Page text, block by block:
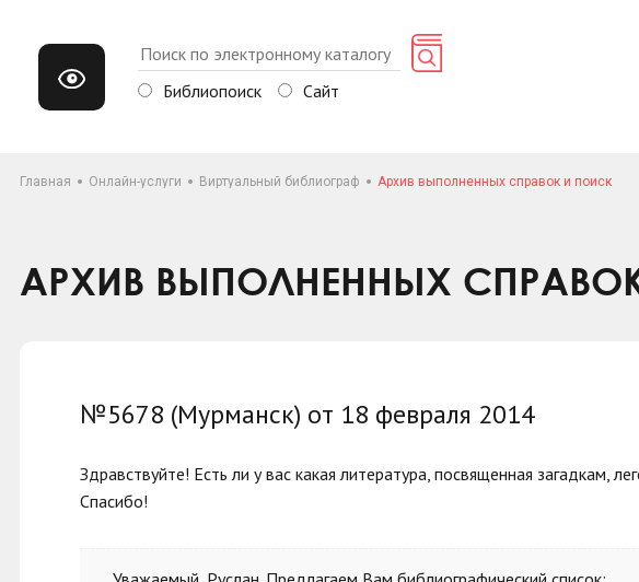
Библиопоиск Сайт
Главная Онлайн-услуги Виртуальный библиограф Архив выполненных справок и поиск
АРХИВ ВЫПОЛНЕННЫХ
№5678 (Мурманск) от 18 февраля 2014
Здравствуйте! Есть ли у вас какая литература, посвященная загадкам,
Спасибо!